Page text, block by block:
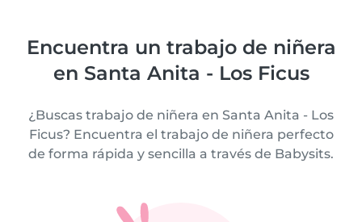
Encuentra un trabajo de niñera
en Santa Anita - Los Ficus
¿Buscas trabajo de niñera en Santa Anita - Los
Ficus? Encuentra el trabajo de niñera perfecto
de forma rápida y sencilla a través de Babysits.